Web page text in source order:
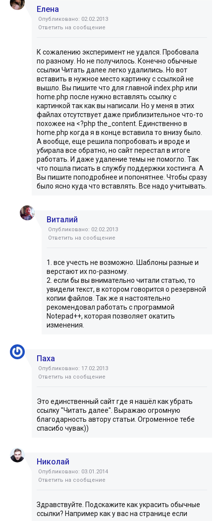
Елена
Опубликовано: 02.02.2013
Ответить на сообщение
К сожалению эксперимент не удался. Пробовала
по разному. Но не получилось. Конечно обычные
ссылки Читать далее легко удалились. Но вот
вставить в нужное место картинку с ссылкой не
вышло. Вы пишите что для главной index.php или
home.php после нужно вставлять ссылку с
картинкой так как вы написали. Но у меня в этих
файлах отсутствует даже приблизительное что-то
похожее на <?php the_content. Единственно в
home.php когда я в конце вставила то внизу было.
А вообще, еще решила попробовать и вроде и
убирала все обратно, но сайт перестал в итоге
работать. И даже удаление темы не помогло. Так
что пошла писать в службу поддержки хостинга. А
Вы пишите поподробнее и попонятнее. Чтобы сразу
было ясно куда что вставлять. Все надо учитывать.
Виталий
Опубликовано: 02.02.2013
Ответить на сообщение
1. все учесть не возможно. Шаблоны разные и
верстают их по-разному.
2. если бы вы внимательно читали статью, то
увидели текст, в котором говорится о резервной
копии файлов. Так же я настоятельно
рекомендовал работать с программой
Notepad++, которая позволяет окатить
изменения.
Паха
Опубликовано: 17.02.2013
Ответить на сообщение
Это единственный сайт где я нашёл как убрать
ссылку "Читать далее". Выражаю огромную
благодарность автору статьи. Огроменное тебе
спасибо чувак))
Николай
Опубликовано: 03.01.2014
Ответить на сообщение
Здравствуйте. Подскажите как украсить обычные
ссылки? Например как у вас на странице если